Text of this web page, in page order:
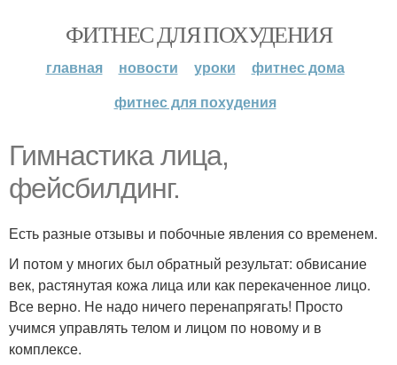
ФИТНЕС ДЛЯ ПОХУДЕНИЯ
главная новости уроки
фитнес дома
фитнес для похудения
Гимнастика лица,
фейсбилдинг.
Есть разные отзывы и побочные явления со временем.
И потом у многих был обратный результат: обвисание
век, растянутая кожа лица или как перекаченное лицо.
Все верно. Не надо ничего перенапрягать! Просто
учимся управлять телом и лицом по новому и в
комплексе.